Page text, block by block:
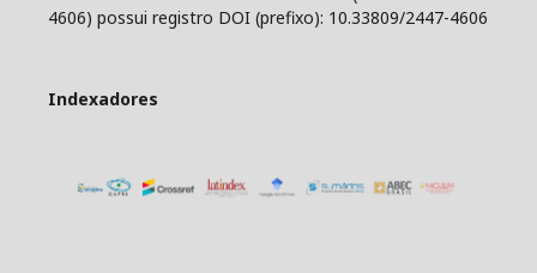
4606) possui registro DOI (prefixo): 10.33809/2447-4606
Indexadores